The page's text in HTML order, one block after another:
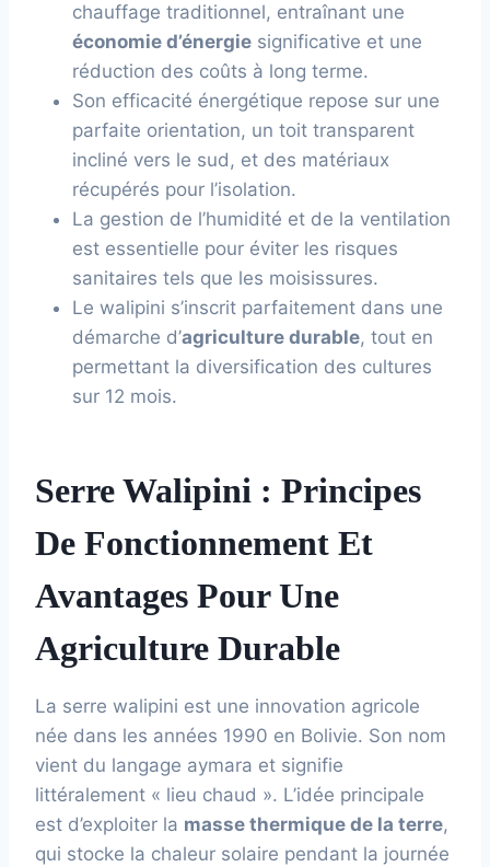
chauffage traditionnel, entraînant une
économie d’énergie significative et une
réduction des coûts à long terme.
Son efficacité énergétique repose sur une
parfaite orientation, un toit transparent
incliné vers le sud, et des matériaux
récupérés pour l’isolation.
La gestion de l’humidité et de la ventilation
est essentielle pour éviter les risques
sanitaires tels que les moisissures.
Le walipini s’inscrit parfaitement dans une
démarche d’agriculture durable, tout en
permettant la diversification des cultures
sur 12 mois.
Serre Walipini : Principes
De Fonctionnement Et
Avantages Pour Une
Agriculture Durable
La serre walipini est une innovation agricole
née dans les années 1990 en Bolivie. Son nom
vient du langage aymara et signifie
littéralement « lieu chaud ». L’idée principale
est d’exploiter la masse thermique de la terre,
qui stocke la chaleur solaire pendant la journée